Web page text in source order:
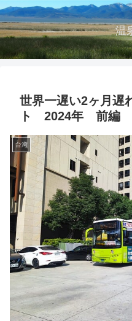
温
世界一遅い2ヶ月遅
ト 2024年 前編
台湾